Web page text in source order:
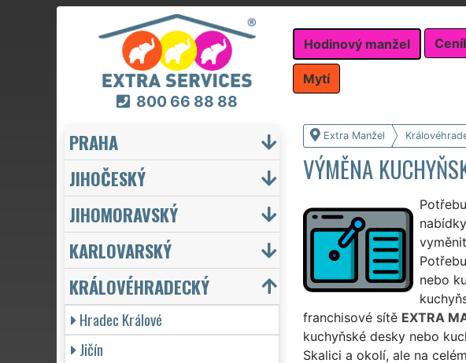
800 66 88 88
Hodinový manžel
Mytí
Extra Manžel
VÝMĚNA
nebo
franchisové sítě EXTRA
kuchyňské desky nebo
Skalici a okolí, ale na
PRAHA
JIHOČESKÝ
JIHOMORAVSKÝ
KARLOVARSKÝ
KRÁLOVÉHRADECKÝ
Hradec Králové
Jičín